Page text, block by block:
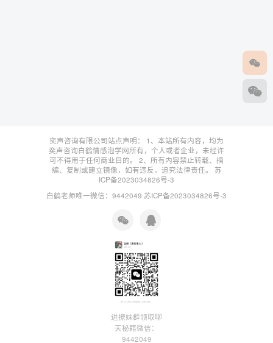
奕声咨询有限公司站点声明： 1、本站所有内容，均为
奕声咨询白鹤情感泡学网所有，个人或者企业，未经许
可不得用于任何商业目的。 2、所有内容禁止转载、摘
编、复制或建立镜像，如有违反，追究法律责任。 苏
ICP备2023034826号-3
白鹤老师唯一微信：9442049 苏ICP备2023034826号-3
进撩妹群领取聊
天秘籍微信：
9442049